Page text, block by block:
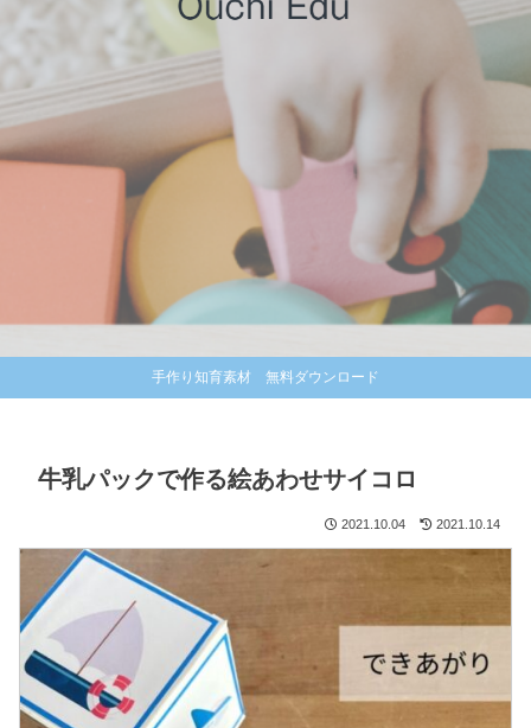
手作り知育素材 無料ダウンロード
牛乳パックで作る絵あわせサイコロ
2021.10.04 2021.10.14